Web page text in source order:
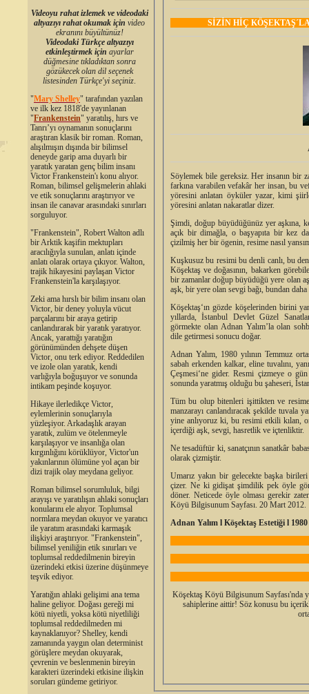
Videoyu rahat izlemek ve videodaki
altyazıyı rahat okumak için video
ekranını büyültünüz!
Videodaki Türkçe altyazıyı
etkinleştirmek için ayarlar
düğmesine tıkladıktan sonra
gözükecek olan dil seçenek
listesinden Türkçe'yi seçiniz.
"Mary Shelley" tarafından yazılan
ve ilk kez 1818'de yayınlanan
"Frankenstein" yaratılış, hırs ve
Tanrı’yı oynamanın sonuçlarını
araştıran klasik bir roman. Roman,
alışılmışın dışında bir bilimsel
deneyde garip ama duyarlı bir
yaratık yaratan genç bilim insanı
Victor Frankenstein'ı konu alıyor.
Roman, bilimsel gelişmelerin ahlaki
ve etik sonuçlarını araştırıyor ve
insan ile canavar arasındaki sınırları
sorguluyor.
"Frankenstein", Robert Walton adlı
bir Arktik kaşifin mektupları
aracılığıyla sunulan, anlatı içinde
anlatı olarak ortaya çıkıyor. Walton,
trajik hikayesini paylaşan Victor
Frankenstein'la karşılaşıyor.
Zeki ama hırslı bir bilim insanı olan
Victor, bir deney yoluyla vücut
parçalarını bir araya getirip
canlandırarak bir yaratık yaratıyor.
Ancak, yarattığı yaratığın
görünümünden dehşete düşen
Victor, onu terk ediyor. Reddedilen
ve izole olan yaratık, kendi
varlığıyla boğuşuyor ve sonunda
intikam peşinde koşuyor.
Hikaye ilerledikçe Victor,
eylemlerinin sonuçlarıyla
yüzleşiyor. Arkadaşlık arayan
yaratık, zulüm ve ötelenmeyle
karşılaşıyor ve insanlığa olan
kırgınlığını körüklüyor, Victor'un
yakınlarının ölümüne yol açan bir
dizi trajik olay meydana geliyor.
Roman bilimsel sorumluluk, bilgi
arayışı ve yaratılışın ahlaki sonuçları
konularını ele alıyor. Toplumsal
normlara meydan okuyor ve yaratıcı
ile yaratım arasındaki karmaşık
ilişkiyi araştırıyor. "Frankenstein",
bilimsel yeniliğin etik sınırları ve
toplumsal reddedilmenin bireyin
üzerindeki etkisi üzerine düşünmeye
teşvik ediyor.
Yaratığın ahlaki gelişimi ana tema
haline geliyor. Doğası gereği mi
kötü niyetli, yoksa kötü niyetliliği
toplumsal reddedilmeden mi
kaynaklanıyor? Shelley, kendi
zamanında yaygın olan determinist
görüşlere meydan okuyarak,
çevrenin ve beslenmenin bireyin
karakteri üzerindeki etkisine ilişkin
soruları gündeme getiriyor.
SİZİN HİÇ
Söylemek bile gereksiz. Her insanın bir
farkına varabilen vefakâr her insan, bu
yöresini anlatan öyküler yazar, kimi
yöresini anlatan nakaratlar dizer.
Şimdi, doğup büyüdüğünüz yer aşkına,
açık bir dimağla, o başyapıta bir kez
çizilmiş her bir ögenin, resime nasıl
Kuşkusuz bu resimi bu denli canlı, bu
Köşektaş ve doğasının, bakarken
bir zamanlar doğup büyüdüğü yere olan
aşk, bir yere olan sevgi bağı, bundan
Köşektaş‘ın gözde köşelerinden birini
yıllarda, İstanbul Devlet Güzel
görmekte olan Adnan Yalım’la olan
dile getirmesi sonucu doğar.
Adnan Yalım, 1980 yılının Temmuz
sabah erkenden kalkar, eline tuvalını,
Çeşmesi‘ne gider. Resmi çizmeye o
sonunda yaratmış olduğu bu şaheseri,
Tüm bu olup bitenleri işittikten ve
manzarayı canlandıracak şekilde tuvala
yine anlıyoruz ki, bu resimi etkili kılan,
içerdiği aşk, sevgi, hasretlik ve içtenliktir.
Ne tesadüftür ki, sanatçının sanatkâr
olarak çizmiştir.
Umarız yakın bir gelecekte başka
çizer. Ne ki gidişat şimdilik pek öyle
döner. Neticede öyle olması gerekir
Köyü Bilgisunum Sayfası. 20 Mart 2012.
Adnan Yalım l Köşektaş Estetiği l
Köşektaş Köyü Bilgisunum Sayfası'nda
sahiplerine aittir! Söz konusu bu